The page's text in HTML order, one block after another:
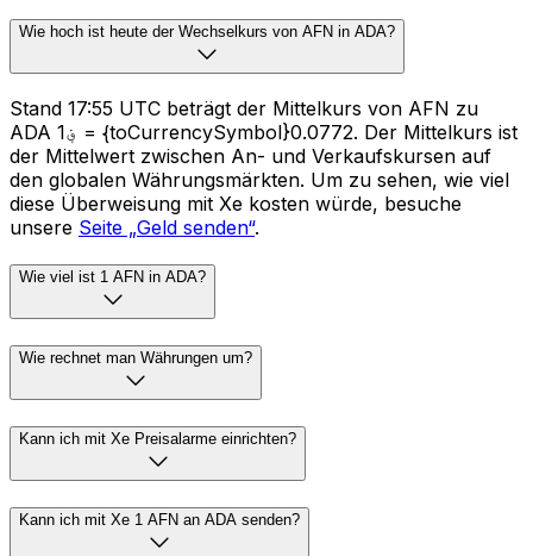
Wie hoch ist heute der Wechselkurs von AFN in ADA?
Stand 17:55 UTC beträgt der Mittelkurs von AFN zu
ADA ؋1 = {toCurrencySymbol}0.0772. Der Mittelkurs ist
der Mittelwert zwischen An- und Verkaufskursen auf
den globalen Währungsmärkten. Um zu sehen, wie viel
diese Überweisung mit Xe kosten würde, besuche
unsere Seite „Geld senden“.
Wie viel ist 1 AFN in ADA?
Wie rechnet man Währungen um?
Kann ich mit Xe Preisalarme einrichten?
Kann ich mit Xe 1 AFN an ADA senden?